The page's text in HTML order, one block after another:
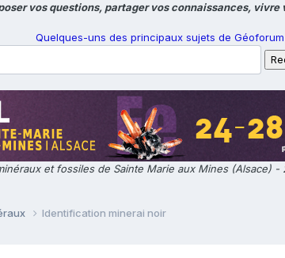
vos questions, partager vos connaissances, vivre
Quelques-uns des principaux sujets de Géoforum
et fossiles de Sainte Marie aux Mines (Alsace) -
Identification minerai noir